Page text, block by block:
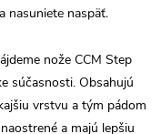
nasuniete naspäť.
nože CCM Step
súčasnosti. Obsahujú
vrstvu a tým pádom
a majú lepšiu